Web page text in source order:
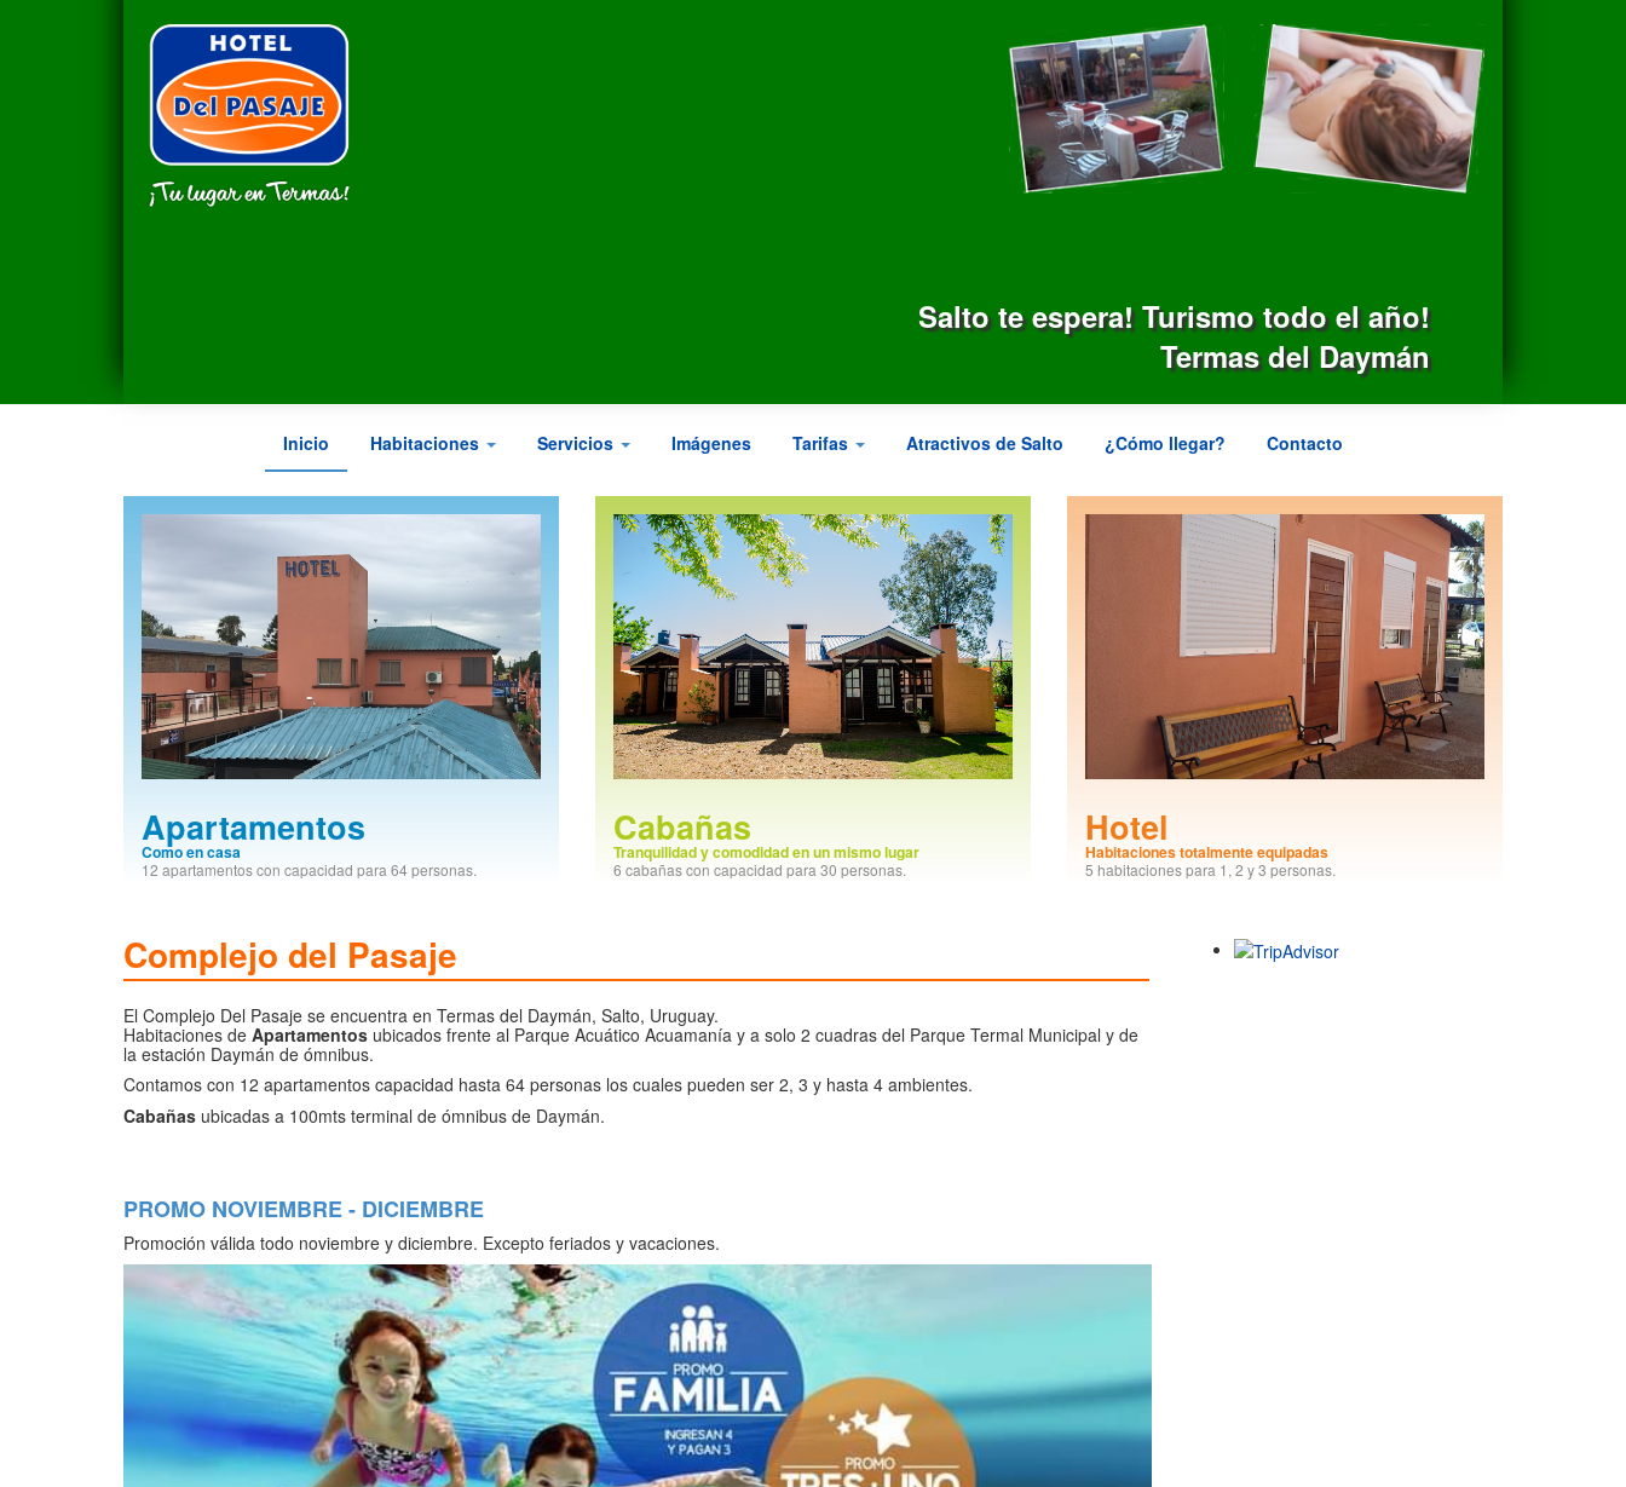
Salto te espera! Turismo todo el año!
Termas del Daymán
Inicio Habitaciones Servicios Imágenes Tarifas Atractivos de Salto ¿Cómo llegar? Contacto
Apartamentos
Como en casa
12 apartamentos con capacidad para 64 personas.
Cabañas
Tranquilidad y comodidad en un mismo lugar
6 cabañas con capacidad para 30 personas.
Hotel
Habitaciones totalmente equipadas
5 habitaciones para 1, 2 y 3 personas.
Complejo del Pasaje
El Complejo Del Pasaje se encuentra en Termas del Daymán, Salto, Uruguay.
Habitaciones de Apartamentos ubicados frente al Parque Acuático Acuamanía y a solo 2 cuadras del Parque Termal Municipal y de
la estación Daymán de ómnibus.
Contamos con 12 apartamentos capacidad hasta 64 personas los cuales pueden ser 2, 3 y hasta 4 ambientes.
Cabañas ubicadas a 100mts terminal de ómnibus de Daymán.
PROMO NOVIEMBRE - DICIEMBRE
Promoción válida todo noviembre y diciembre. Excepto feriados y vacaciones.